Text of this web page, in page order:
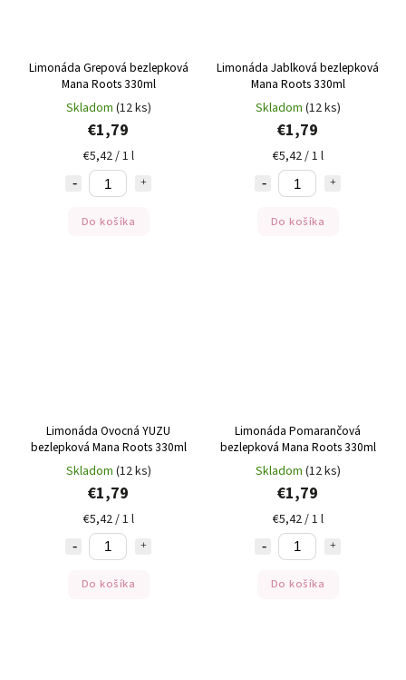
Limonáda Grepová bezlepková
Mana Roots 330ml
Skladom (12 ks)
€1,79
€5,42 / 1 l
Do košíka
Limonáda Jablková bezlepková
Mana Roots 330ml
Skladom (12 ks)
€1,79
€5,42 / 1 l
Do košíka
Limonáda Ovocná YUZU
bezlepková Mana Roots 330ml
Skladom (12 ks)
€1,79
€5,42 / 1 l
Do košíka
Limonáda Pomarančová
bezlepková Mana Roots 330ml
Skladom (12 ks)
€1,79
€5,42 / 1 l
Do košíka